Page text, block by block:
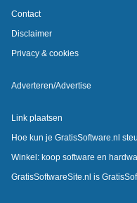
Contact
Disclaimer
Privacy & cookies
Adverteren/Advertise
Link plaatsen
Hoe kun je GratisSoftware.nl
Winkel: koop software en
GratisSoftwareSite.nl is